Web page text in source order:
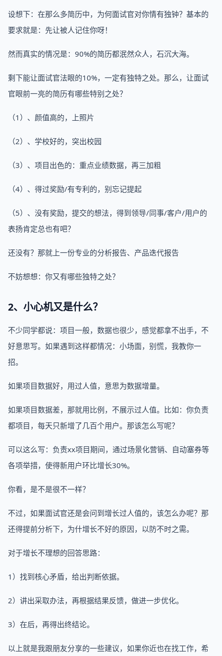
设想下：在那么多简历中，为何面试官对你情有独钟？基本的
要求就是：先让被人记住你呀！
然而真实的情况是：90%的简历都泯然众人，石沉大海。
剩下能让面试官法眼的10%，一定有独特之处。那么，让面试
官眼前一亮的简历有哪些特别之处？
（1）、颜值高的，上照片
（2）、学校好的，突出校园
（3）、项目出色的：重点业绩数据，再三加粗
（4）、得过奖励/有专利的，别忘记提起
（5）、没有奖励，提交的想法，得到领导/同事/客户/用户的
表扬肯定总也有吧？
还没有？那就上一份专业的分析报告、产品迭代报告
不妨想想：你又有哪些独特之处？
2、小心机又是什么？
不少同学都说：项目一般，数据也很少，感觉都拿不出手，不
好意思写。如果遇到这样都情况：小场面，别慌，我教你一
招。
如果项目数据好，用过人值，意思为数据增量。
如果项目数据差，那就用比例，不展示过人值。比如：你负责
都项目，每天只新增了几百个用户。那该怎么写呢？
可以这么写：负责xx项目期间，通过场景化营销、自动塞券等
各项举措，使得新用户环比增长30%。
你看，是不是很不一样？
不过，如果面试官还是会问到增长过人值的，该怎么办呢？那
还得提前分析下，为什增长不好的原因，以防不时之需。
对于增长不理想的回答思路：
1）找到核心矛盾，给出判断依据。
2）讲出采取办法，再根据结果反馈，做进一步优化。
3）在后，再得出终结论。
以上就是我跟朋友分享的一些建议，如果你近也在找工作，希